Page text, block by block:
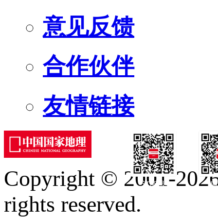
意见反馈
合作伙伴
友情链接
订阅号
Copyright © 2001-
rights reserved.